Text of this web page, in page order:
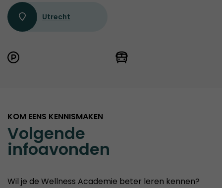
Utrecht
KOM EENS KENNISMAKEN
Volgende
infoavonden
Wil je de Wellness Academie beter leren kennen?